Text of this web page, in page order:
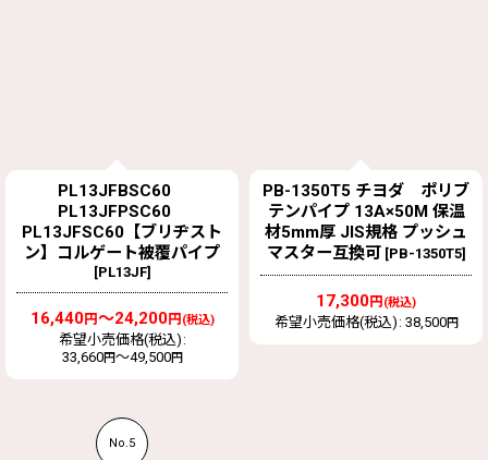
PL13JFBSC60
PL13JFPSC60
PL13JFSC60【ブリヂスト
ン】コルゲート被覆パイプ
[PL13JF]
16,440円～24,200円 (税込)
希望小売価格(税込) :
33,660円～49,500円
PB-1350T5 チヨダ ポリブ
テンパイプ 13A×50M 保温
材5mm厚 JIS規格 プッシュ
マスター互換可 [PB-1350T5]
17,300円 (税込)
希望小売価格(税込) : 38,500円
No.5